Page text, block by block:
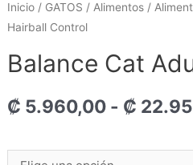
Inicio / GATOS / Alimentos /
Hairball Control
Balance Cat
₡ 5.960,00 - ₡